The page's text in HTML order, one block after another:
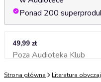
Ponad 200
49,99 zł
Poza Audioteka KlubDodaj
Strona główna Literatura